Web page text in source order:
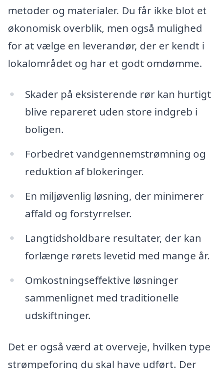
metoder og materialer. Du får ikke blot et
økonomisk overblik, men også mulighed
for at vælge en leverandør, der er kendt i
lokalområdet og har et godt omdømme.
Skader på eksisterende rør kan hurtigt
blive repareret uden store indgreb i
boligen.
Forbedret vandgennemstrømning og
reduktion af blokeringer.
En miljøvenlig løsning, der minimerer
affald og forstyrrelser.
Langtidsholdbare resultater, der kan
forlænge rørets levetid med mange år.
Omkostningseffektive løsninger
sammenlignet med traditionelle
udskiftninger.
Det er også værd at overveje, hvilken type
strømpeforing du skal have udført. Der